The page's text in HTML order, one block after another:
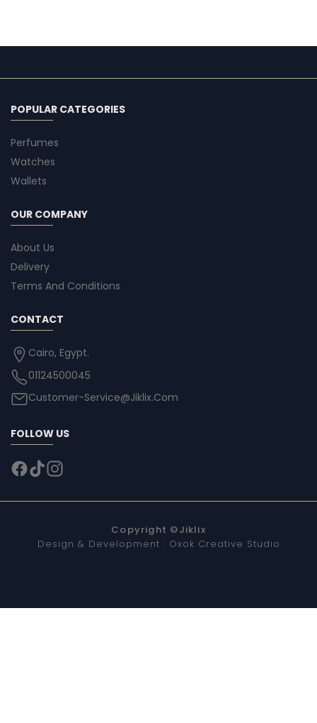
POPULAR CATEGORIES
Perfumes
Watches
Wallets
OUR COMPANY
About Us
Delivery
Terms And Conditions
CONTACT
Cairo, Egypt.
01124500045
Customer-Service@Jiklix.Com
FOLLOW US
Copyright ©Jiklix
Design & Development : Oxok Creative Studio